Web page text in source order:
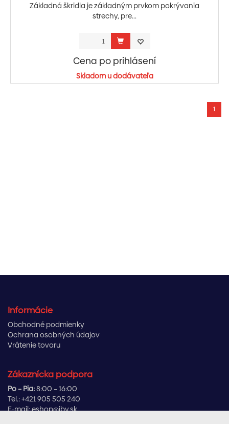
Základná škridla je základným prvkom pokrývania
strechy, pre...
Cena po prihlásení
Skladom u dodávateľa
1
Informácie
Obchodné podmienky
Ochrana osobných údajov
Vrátenie tovaru
Zákaznícka podpora
Po – Pia:8:00 – 16:00
Tel.:+421 905 505 240
E-mail:eshop@ibv.sk